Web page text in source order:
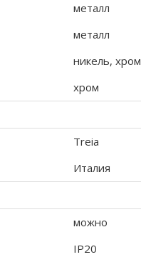
металл
металл
никель, хром
хром
Treia
Италия
можно
IP20